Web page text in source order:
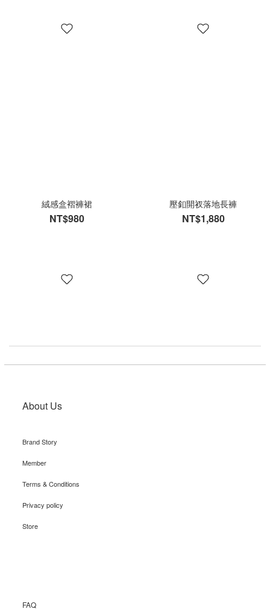
絨感盒褶褲裙
NT$980
壓釦開衩落地長褲
NT$1,880
About Us
Brand Story
Member
Terms & Conditions
Privacy policy
Store
FAQ